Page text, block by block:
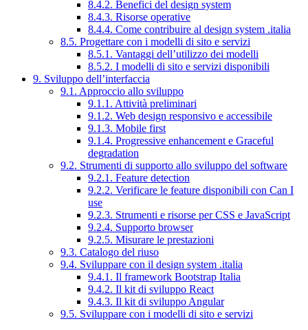
8.4.2. Benefici del design system
8.4.3. Risorse operative
8.4.4. Come contribuire al design system .italia
8.5. Progettare con i modelli di sito e servizi
8.5.1. Vantaggi dell’utilizzo dei modelli
8.5.2. I modelli di sito e servizi disponibili
9. Sviluppo dell’interfaccia
9.1. Approccio allo sviluppo
9.1.1. Attività preliminari
9.1.2. Web design responsivo e accessibile
9.1.3. Mobile first
9.1.4. Progressive enhancement e Graceful
degradation
9.2. Strumenti di supporto allo sviluppo del software
9.2.1. Feature detection
9.2.2. Verificare le feature disponibili con Can I
use
9.2.3. Strumenti e risorse per CSS e JavaScript
9.2.4. Supporto browser
9.2.5. Misurare le prestazioni
9.3. Catalogo del riuso
9.4. Sviluppare con il design system .italia
9.4.1. Il framework Bootstrap Italia
9.4.2. Il kit di sviluppo React
9.4.3. Il kit di sviluppo Angular
9.5. Sviluppare con i modelli di sito e servizi